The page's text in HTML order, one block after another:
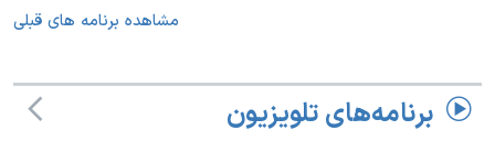
مشاهده برنامه های قبلی
برنامه‌های تلویزیون